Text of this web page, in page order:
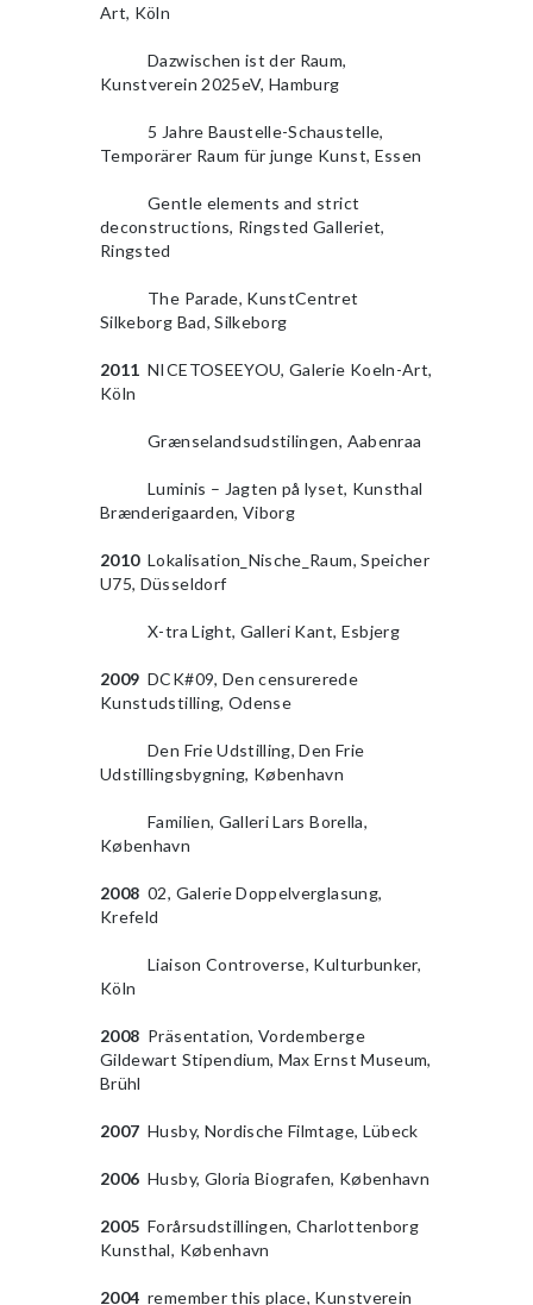
Art, Köln
Dazwischen ist der Raum,
Kunstverein 2025eV, Hamburg
5 Jahre Baustelle-Schaustelle,
Temporärer Raum für junge Kunst, Essen
Gentle elements and strict
deconstructions, Ringsted Galleriet,
Ringsted
The Parade, KunstCentret
Silkeborg Bad, Silkeborg
2011 NICETOSEEYOU, Galerie Koeln-Art,
Köln
Grænselandsudstilingen, Aabenraa
Luminis – Jagten på lyset, Kunsthal
Brænderigaarden, Viborg
2010Lokalisation_Nische_Raum, Speicher
U75, Düsseldorf
X-tra Light, Galleri Kant, Esbjerg
2009 DCK#09, Den censurerede
Kunstudstilling, Odense
Den Frie Udstilling, Den Frie
Udstillingsbygning, København
Familien, Galleri Lars Borella,
København
2008 02, Galerie Doppelverglasung,
Krefeld
Liaison Controverse, Kulturbunker,
Köln
2008 Präsentation, Vordemberge
Gildewart Stipendium, Max Ernst Museum,
Brühl
2007 Husby, Nordische Filmtage, Lübeck
2006 Husby, Gloria Biografen, København
2005 Forårsudstillingen, Charlottenborg
Kunsthal, København
2004 remember this place, Kunstverein